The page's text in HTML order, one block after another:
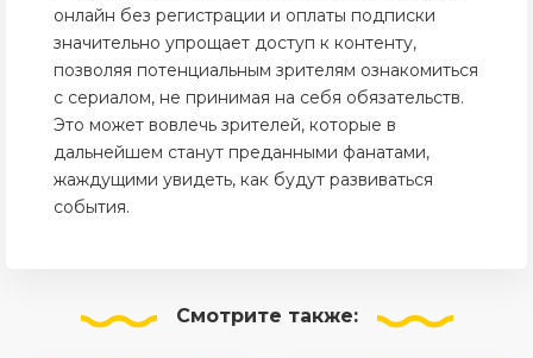
онлайн без регистрации и оплаты подписки
значительно упрощает доступ к контенту,
позволяя потенциальным зрителям ознакомиться
с сериалом, не принимая на себя обязательств.
Это может вовлечь зрителей, которые в
дальнейшем станут преданными фанатами,
жаждущими увидеть, как будут развиваться
события.
Смотрите также: